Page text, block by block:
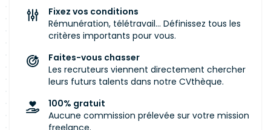
fonctionnelle. Participer au pilotage des projets
et assurer le lien entre les équipes métiers et
techniques. Contribuer à l'amélioration continue
des processus et des outils.
Fixez vos conditions
Rémunération, télétravail... Définissez tous les
critères importants pour vous.
Faites-vous chasser
Les recruteurs viennent directement chercher
leurs futurs talents dans notre CVthèque.
100% gratuit
Aucune commission prélevée sur votre mission
freelance.